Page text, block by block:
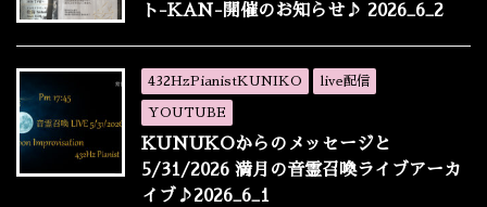
ト-KAN-開催のお知らせ♪ 2026_6_2
432HzPianistKUNIKO live配信
YOUTUBE
KUNUKOからのメッセージと
5/31/2026 満月の音霊召喚ライブアーカ
イブ♪2026_6_1